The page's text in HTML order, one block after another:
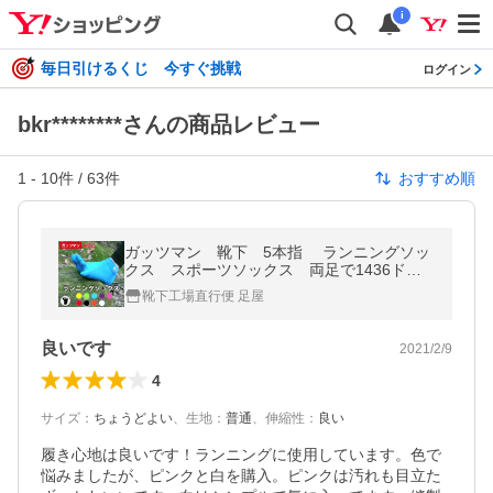
i
毎日引けるくじ 今すぐ挑戦 ログイン
bkr********さんの商品レビュー
1 - 10件 / 63件 おすすめ順
ガッツマン 靴下 5本指 ランニングソッ
クス スポーツソックス 両足で1436ドッ
トの滑り止め付き マラソン ウォーキン
グ 釣り カラバリ豊富
靴下工場直行便 足屋
良いです 2021/2/9
4
サイズ ： ちょうどよい、 生地 ： 普通、 伸縮性 ： 良い
履き心地は良いです！ランニングに使用しています。色で
悩みましたが、ピンクと白を購入。ピンクは汚れも目立た